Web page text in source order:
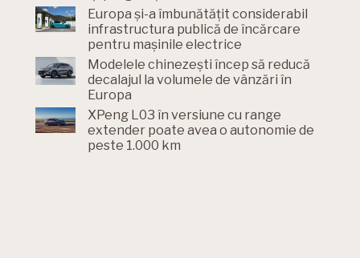
Europa și-a îmbunătățit considerabil
infrastructura publică de încărcare
pentru mașinile electrice
Modelele chinezești încep să reducă
decalajul la volumele de vânzări în
Europa
XPeng L03 în versiune cu range
extender poate avea o autonomie de
peste 1.000 km